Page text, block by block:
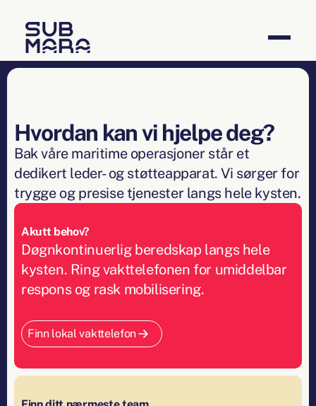
Hvordan kan vi hjelpe deg?
Bak våre maritime operasjoner står et
dedikert leder- og støtteapparat. Vi sørger for
trygge og presise tjenester langs hele kysten.
Akutt behov?
Døgnkontinuerlig beredskap langs hele
kysten. Ring vakttelefonen for umiddelbar
respons og rask mobilisering.
Finn lokal vakttelefon